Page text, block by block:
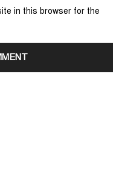
in this browser for the